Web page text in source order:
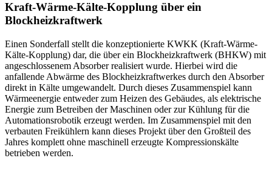
Kraft-Wärme-Kälte-Kopplung über ein
Blockheizkraftwerk
Einen Sonderfall stellt die konzeptionierte KWKK (Kraft-Wärme-
Kälte-Kopplung) dar, die über ein Blockheizkraftwerk (BHKW) mit
angeschlossenem Absorber realisiert wurde. Hierbei wird die
anfallende Abwärme des Blockheizkraftwerkes durch den Absorber
direkt in Kälte umgewandelt. Durch dieses Zusammenspiel kann
Wärmeenergie entweder zum Heizen des Gebäudes, als elektrische
Energie zum Betreiben der Maschinen oder zur Kühlung für die
Automationsrobotik erzeugt werden. Im Zusammenspiel mit den
verbauten Freikühlern kann dieses Projekt über den Großteil des
Jahres komplett ohne maschinell erzeugte Kompressionskälte
betrieben werden.